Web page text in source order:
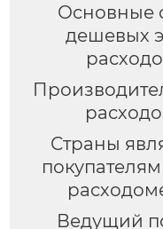
Основные
дешевых
Страны
Ведущий